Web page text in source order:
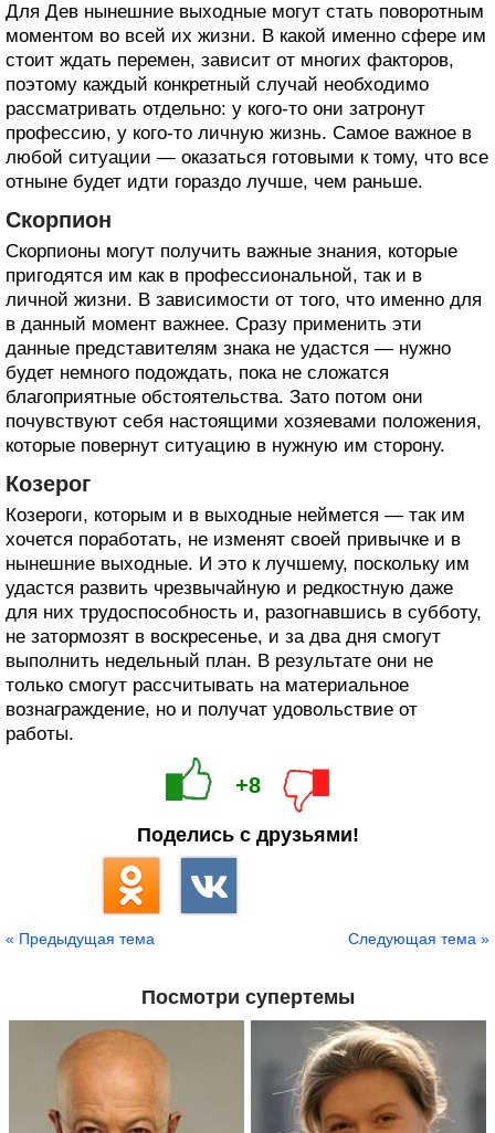
Для Дев нынешние выходные могут стать поворотным
моментом во всей их жизни. В какой именно сфере им
стоит ждать перемен, зависит от многих факторов,
поэтому каждый конкретный случай необходимо
рассматривать отдельно: у кого-то они затронут
профессию, у кого-то личную жизнь. Самое важное в
любой ситуации — оказаться готовыми к тому, что все
отныне будет идти гораздо лучше, чем раньше.
Скорпион
Скорпионы могут получить важные знания, которые
пригодятся им как в профессиональной, так и в
личной жизни. В зависимости от того, что именно для
в данный момент важнее. Сразу применить эти
данные представителям знака не удастся — нужно
будет немного подождать, пока не сложатся
благоприятные обстоятельства. Зато потом они
почувствуют себя настоящими хозяевами положения,
которые повернут ситуацию в нужную им сторону.
Козерог
Козероги, которым и в выходные неймется — так им
хочется поработать, не изменят своей привычке и в
нынешние выходные. И это к лучшему, поскольку им
удастся развить чрезвычайную и редкостную даже
для них трудоспособность и, разогнавшись в субботу,
не затормозят в воскресенье, и за два дня смогут
выполнить недельный план. В результате они не
только смогут рассчитывать на материальное
вознаграждение, но и получат удовольствие от
работы.
+8
Поделись с друзьями!
« Предыдущая тема Следующая тема »
Посмотри супертемы